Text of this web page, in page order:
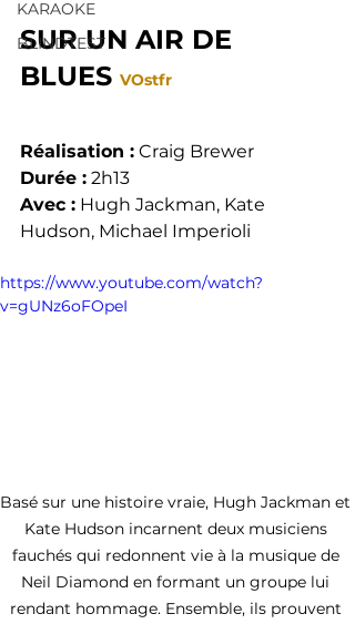
KARAOKE
BLINDTEST
Ciné Resto
SUR UN AIR DE
BLUES VOstfr
Réalisation : Craig Brewer
Durée : 2h13
Avec : Hugh Jackman, Kate
Hudson, Michael Imperioli
https://www.youtube.com/watch?
v=gUNz6oFOpeI
Basé sur une histoire vraie, Hugh Jackman et
Kate Hudson incarnent deux musiciens
fauchés qui redonnent vie à la musique de
Neil Diamond en formant un groupe lui
rendant hommage. Ensemble, ils prouvent